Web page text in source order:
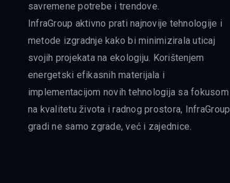
savremene potrebe i trendove.
InfraGroup aktivno prati najnovije tehnologije i
metode izgradnje kako bi minimizirala uticaj
svojih projekata na ekologiju. Korištenjem
energetski efikasnih materijala i
implementacijom novih tehnologija sa fokusom
na kvalitetu života i radnog prostora, InfraGroup
gradi ne samo zgrade, već i zajednice.